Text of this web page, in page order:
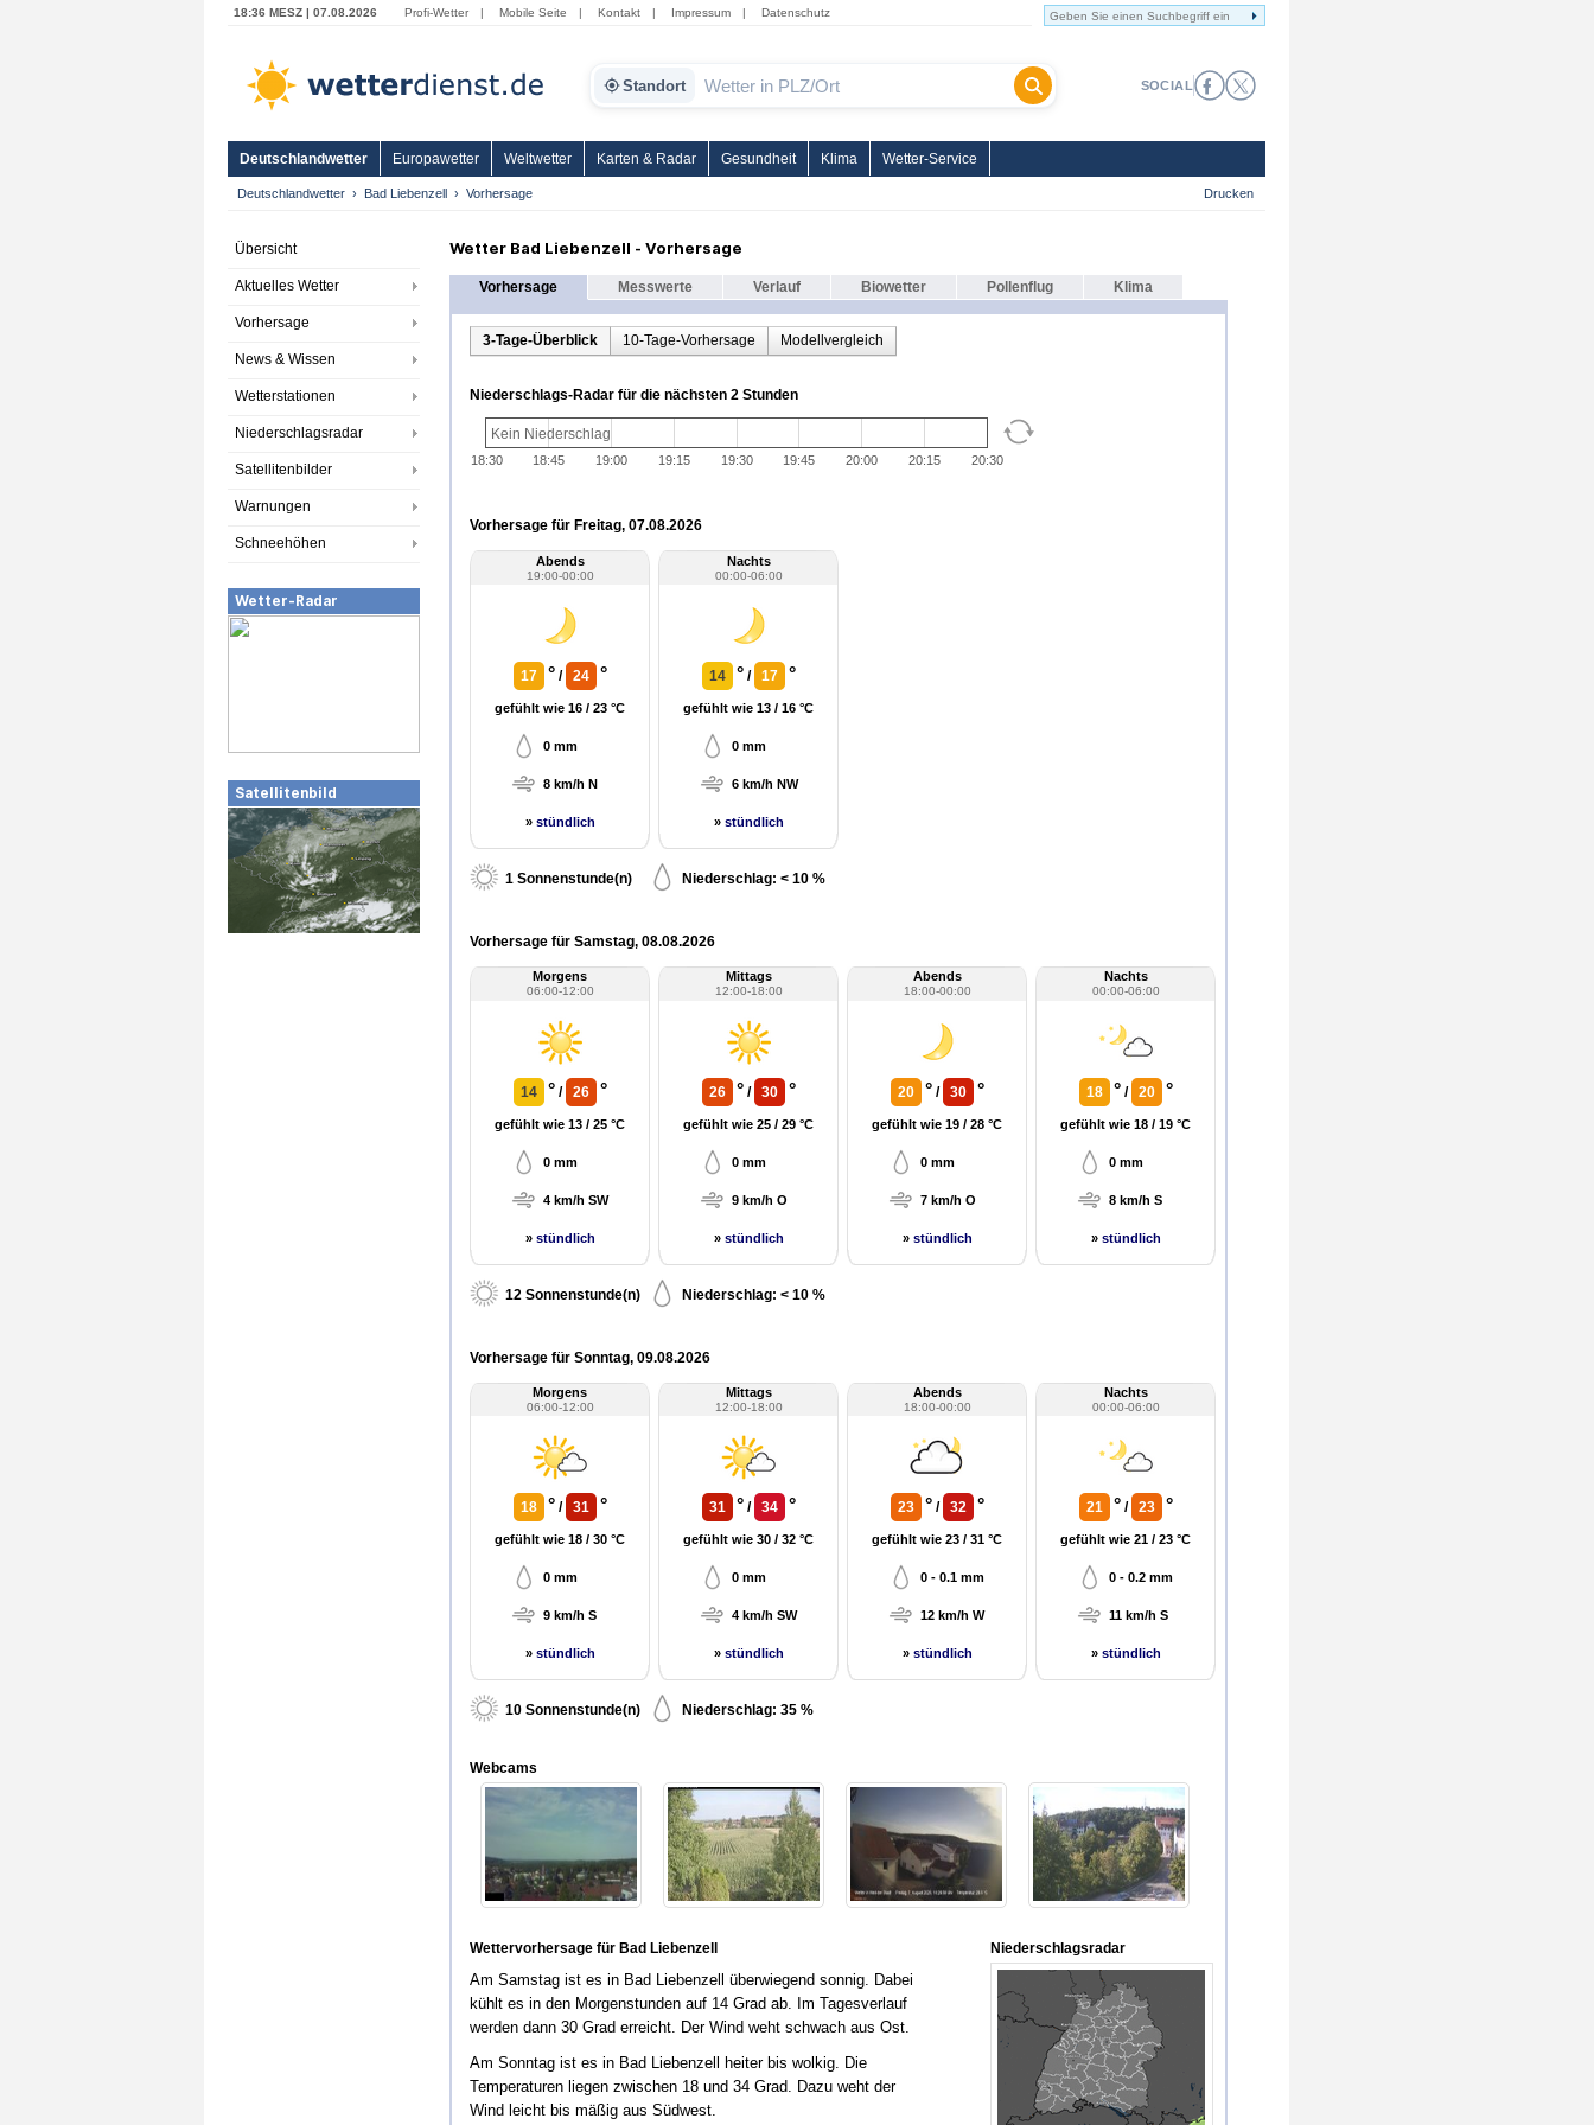
18:36 MESZ | 07.08.2026 Profi-Wetter | Mobile Seite | Kontakt | Impressum | Datenschutz
Standort SOCIAL
Deutschlandwetter Europawetter Weltwetter Karten & Radar Gesundheit Klima Wetter-Service
Deutschlandwetter Bad Liebenzell Vorhersage Drucken
Übersicht
Aktuelles Wetter
Vorhersage
News & Wissen
Wetterstationen
Niederschlagsradar
Satellitenbilder
Warnungen
Schneehöhen
Wetter-Radar
Satellitenbild
Wetter Bad Liebenzell - Vorhersage
Vorhersage Messwerte Verlauf Biowetter Pollenflug Klima
3-Tage-Überblick 10-Tage-Vorhersage Modellvergleich
Niederschlags-Radar für die nächsten 2 Stunden
18:30 18:45 19:00 19:15 19:30 19:45 20:00 20:15 20:30
Kein Niederschlag
Vorhersage für Freitag, 07.08.2026
Abends
19:00-00:00
17 °/ 24 °
gefühlt wie 16 / 23 °C
0 mm
8 km/h N
» stündlich
Nachts
00:00-06:00
14 °/ 17 °
gefühlt wie 13 / 16 °C
0 mm
6 km/h NW
» stündlich
1 Sonnenstunde(n) Niederschlag: < 10 %
Vorhersage für Samstag, 08.08.2026
Morgens
06:00-12:00
14 °/ 26 °
gefühlt wie 13 / 25 °C
0 mm
4 km/h SW
» stündlich
Mittags
12:00-18:00
26 °/ 30 °
gefühlt wie 25 / 29 °C
0 mm
9 km/h O
» stündlich
Abends
18:00-00:00
20 °/ 30 °
gefühlt wie 19 / 28 °C
0 mm
7 km/h O
» stündlich
Nachts
00:00-06:00
18 °/ 20 °
gefühlt wie 18 / 19 °C
0 mm
8 km/h S
» stündlich
12 Sonnenstunde(n) Niederschlag: < 10 %
Vorhersage für Sonntag, 09.08.2026
Morgens
06:00-12:00
18 °/ 31 °
gefühlt wie 18 / 30 °C
0 mm
9 km/h S
» stündlich
Mittags
12:00-18:00
31 °/ 34 °
gefühlt wie 30 / 32 °C
0 mm
4 km/h SW
» stündlich
Abends
18:00-00:00
23 °/ 32 °
gefühlt wie 23 / 31 °C
0 - 0.1 mm
12 km/h W
» stündlich
Nachts
00:00-06:00
21 °/ 23 °
gefühlt wie 21 / 23 °C
0 - 0.2 mm
11 km/h S
» stündlich
10 Sonnenstunde(n) Niederschlag: 35 %
Webcams
Wettervorhersage für Bad Liebenzell
Am Samstag ist es in Bad Liebenzell überwiegend sonnig. Dabei
kühlt es in den Morgenstunden auf 14 Grad ab. Im Tagesverlauf
werden dann 30 Grad erreicht. Der Wind weht schwach aus Ost.
Am Sonntag ist es in Bad Liebenzell heiter bis wolkig. Die
Temperaturen liegen zwischen 18 und 34 Grad. Dazu weht der
Wind leicht bis mäßig aus Südwest.
Niederschlagsradar